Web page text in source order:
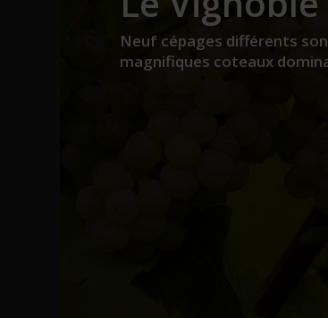
Neuf cépages différents
magnifiques coteaux